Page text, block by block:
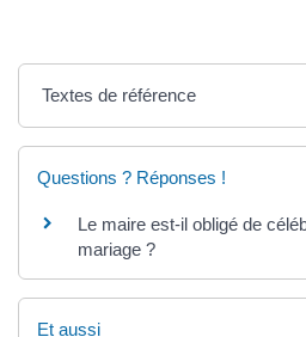
Textes de référence
Questions ? Réponses !
Le maire est-il obligé de
mariage ?
Et aussi